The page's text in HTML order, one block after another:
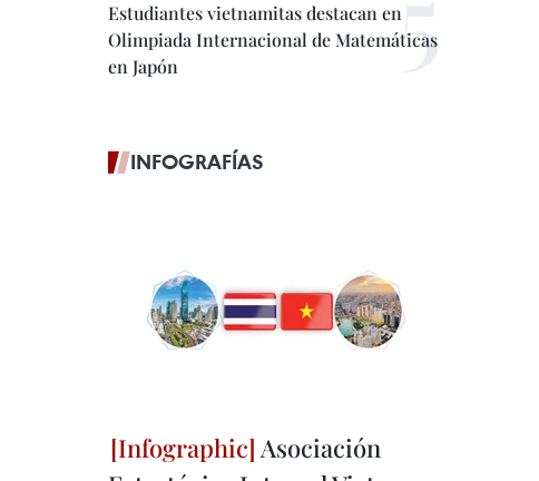
Estudiantes vietnamitas destacan en
Olimpiada Internacional de Matemáticas
en Japón
INFOGRAFÍAS
Asociación